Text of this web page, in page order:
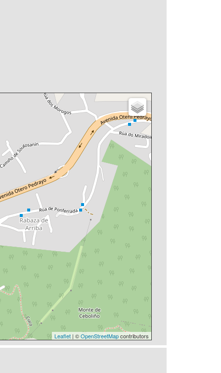
Leaflet | ©OpenStreetMapcontributors